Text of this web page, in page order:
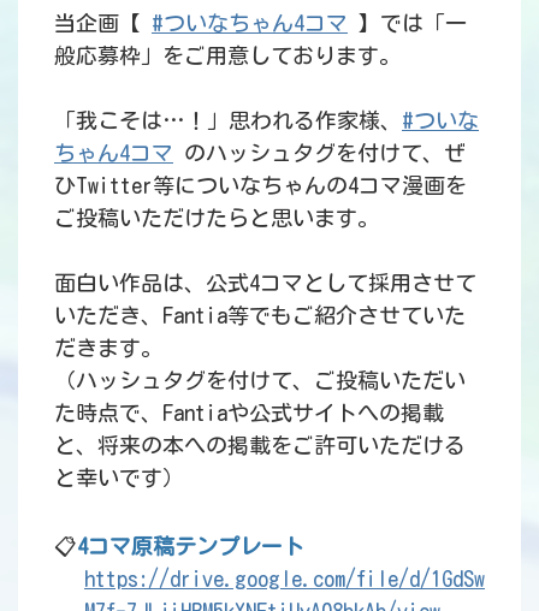
当企画【 #ついなちゃん4コマ
】では「一
般応募枠」をご用意しております。
「我こそは…！」思われる作家様、 #ついな
ちゃん4コマ
のハッシュタグを付けて、ぜ
ひTwitter等についなちゃんの4コマ漫画を
ご投稿いただけたらと思います。
面白い作品は、公式4コマとして採用させて
いただき、Fantia等でもご紹介させていた
だきます。
（ハッシュタグを付けて、ご投稿いただい
た時点で、Fantiaや公式サイトへの掲載
と、将来の本への掲載をご許可いただける
と幸いです）
📋4コマ原稿テンプレート
https://drive.google.com/file/d/1GdSw